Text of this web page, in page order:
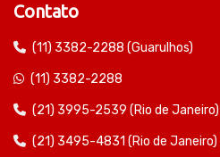
Contato
(11) 3382-2288 (Guarulhos)
(11) 3382-2288
(21) 3995-2539 (Rio de Janeiro)
(21) 3495-4831 (Rio de Janeiro)